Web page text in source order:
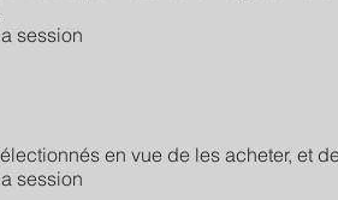
session
en vue de les acheter, et
session